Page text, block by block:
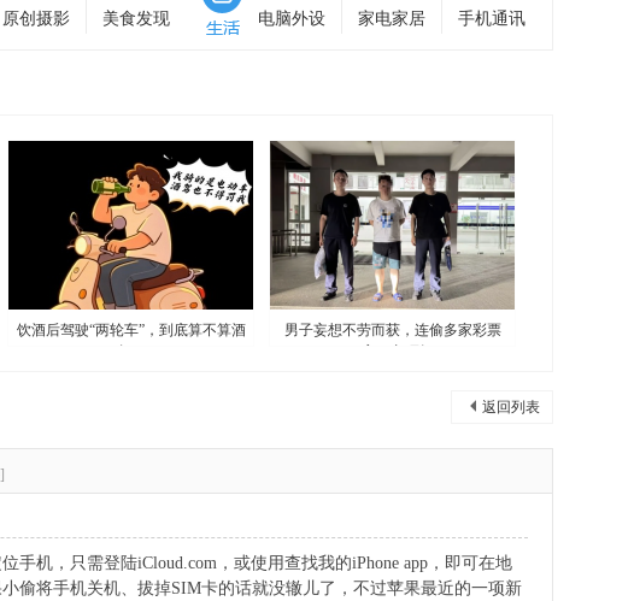
原创摄影 美食发现
电脑外设
家电家居 手机通讯
饮酒后驾驶“两轮车”，到底算不算酒
男子妄想不劳而获，连偷多家彩票
返回列表
手机，只需登陆iCloud.com，或使用查找我的iPhone app，即可在地
偷将手机关机、拔掉SIM卡的话就没辙儿了，不过苹果最近的一项新